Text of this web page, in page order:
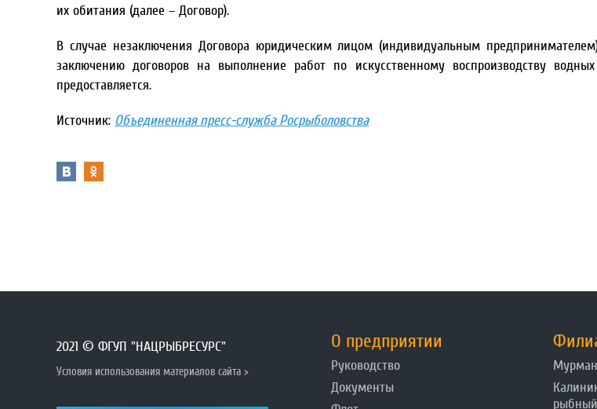
их обитания (далее – Договор).
В случае незаключения Договора юридическим лицом (индивидуальным
заключению договоров на выполнение работ по искусственному воспроизводству
предоставляется.
Источник: Объединенная пресс-служба Росрыболовства
2021 © ФГУП "НАЦРЫБРЕСУРС"
Условия использования материалов сайта >
О предприятии
Руководство
Документы